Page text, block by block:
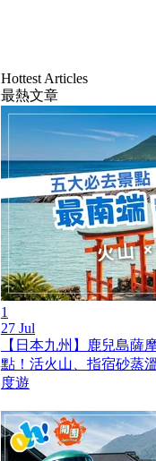
Hottest Articles
最熱文章
1
27 Jul
【日本九州】鹿兒島薩
點！活火山、指宿砂蒸
度遊